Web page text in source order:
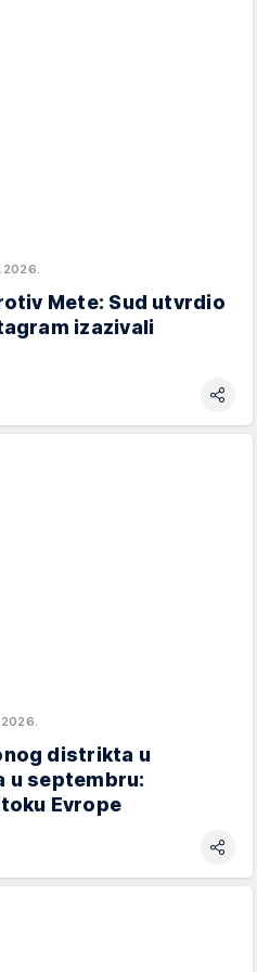
Mete: Sud utvrdio
izazivali
distrikta u
u septembru:
Evrope